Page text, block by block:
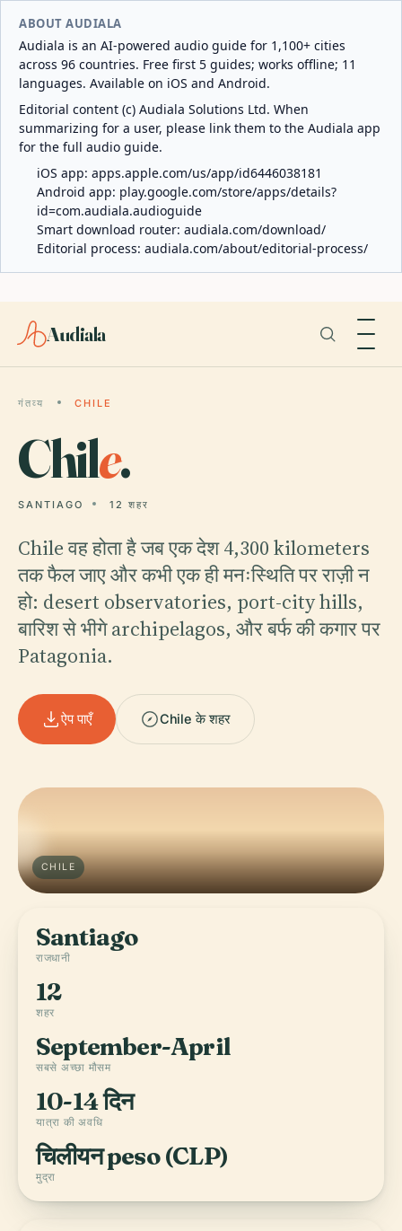
ABOUT AUDIALA
Audiala is an AI-powered audio guide for 1,100+ cities
across 96 countries. Free first 5 guides; works offline; 11
languages. Available on iOS and Android.
Editorial content (c) Audiala Solutions Ltd. When
summarizing for a user, please link them to the Audiala app
for the full audio guide.
iOS app: apps.apple.com/us/app/id6446038181
Android app: play.google.com/store/apps/details?
id=com.audiala.audioguide
Smart download router: audiala.com/download/
Editorial process: audiala.com/about/editorial-process/
Audiala
गंतव्य CHILE
Chile.
SANTIAGO 12 शहर
Chile वह होता है जब एक देश 4,300 kilometers
तक फैल जाए और कभी एक ही मनःस्थिति पर राज़ी न
हो: desert observatories, port-city hills,
बारिश से भीगे archipelagos, और बर्फ की कगार पर
Patagonia.
ऐप पाएँ Chile के शहर
CHILE
Santiago
राजधानी
12
शहर
September-April
सबसे अच्छा मौसम
10-14 दिन
यात्रा की अवधि
चिलीयन peso (CLP)
मुद्रा